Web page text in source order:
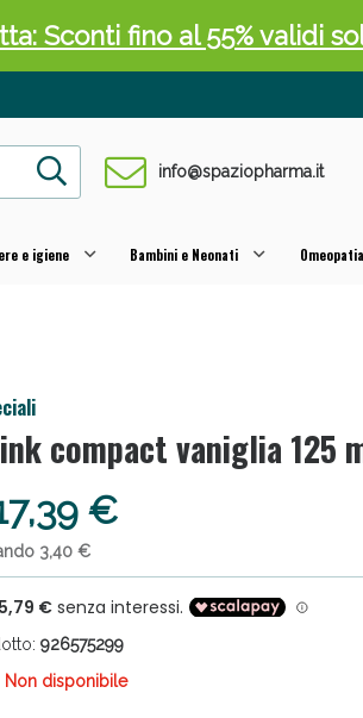
info@spaziopharma.it
e igiene Bambini e Neonati
compact vaniglia 125
€
3,40 €
926575299
Non disponibile
oggi Sconto extra fino
Sconto fino al 40%